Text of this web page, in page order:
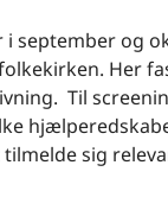
i september og
Her
Til
sig